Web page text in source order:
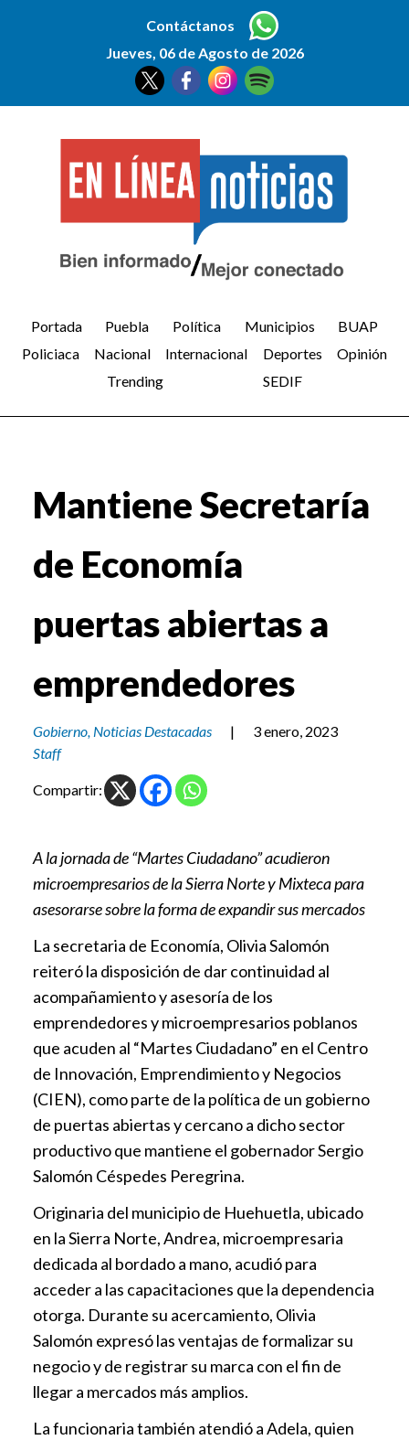
Contáctanos
Jueves, 06 de Agosto de 2026
Portada Puebla Política Municipios
BUAP
Policiaca
Nacional Internacional Deportes
Opinión
Trending
SEDIF
Mantiene Secretaría
de Economía
puertas abiertas a
emprendedores
Gobierno, Noticias Destacadas |
3 enero, 2023
Staff
Compartir:
A la jornada de “Martes Ciudadano” acudieron
microempresarios de la Sierra Norte y Mixteca para
asesorarse sobre la forma de expandir sus mercados
La secretaria de Economía, Olivia Salomón
reiteró la disposición de dar continuidad al
acompañamiento y asesoría de los
emprendedores y microempresarios poblanos
que acuden al “Martes Ciudadano” en el Centro
de Innovación, Emprendimiento y Negocios
(CIEN), como parte de la política de un gobierno
de puertas abiertas y cercano a dicho sector
productivo que mantiene el gobernador Sergio
Salomón Céspedes Peregrina.
Originaria del municipio de Huehuetla, ubicado
en la Sierra Norte, Andrea, microempresaria
dedicada al bordado a mano, acudió para
acceder a las capacitaciones que la dependencia
otorga. Durante su acercamiento, Olivia
Salomón expresó las ventajas de formalizar su
negocio y de registrar su marca con el fin de
llegar a mercados más amplios.
La funcionaria también atendió a Adela, quien